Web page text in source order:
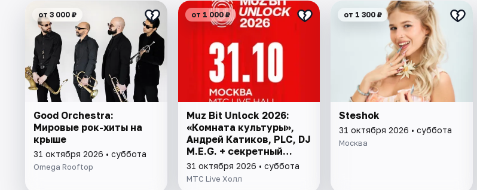
от 3 000 ₽
Good Orchestra:
Мировые рок-хиты на
крыше
31 октября 2026 • суббота
Omega Rooftop
от 1 000 ₽
Muz Bit Unlock 2026:
«Комната культуры»,
Андрей Катиков, PLC, DJ
M.E.G. + секретный
гость
31 октября 2026 • суббота
МТС Live Холл
от 1 300 ₽
Steshok
31 октября 2026 • суббота
Москва